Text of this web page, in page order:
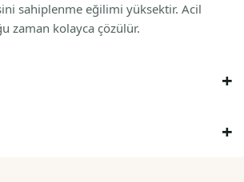
sahiplenme eğilimi yüksektir. Acil
zaman kolayca çözülür.